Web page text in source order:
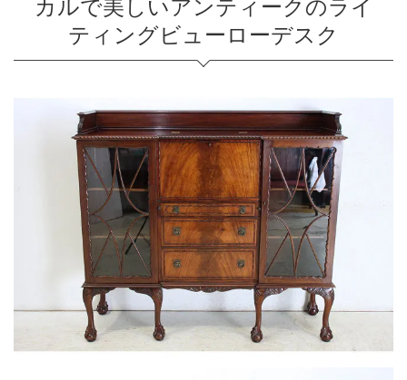
カルで美しいアンティークのライ
ティングビューローデスク